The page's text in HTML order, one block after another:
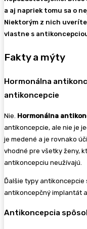
a aj napriek tomu sa o
Niektorým z nich
vlastne s
Fakty a mýty
Hormonálna
antikoncepcie
Nie. Hormonálna
antikoncepcie, ale nie je
je medené a je rovnako
vhodné pre všetky ženy,
antikoncepciu neužívajú.
Ďalšie typy antikoncepcie
antikoncepčný implantát
Antikoncepcia